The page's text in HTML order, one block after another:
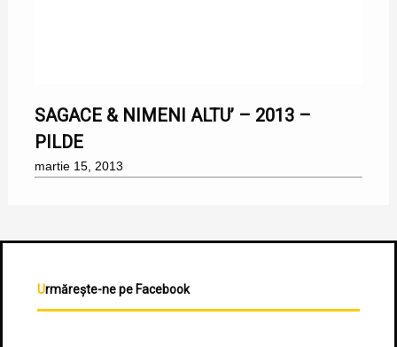
SAGACE & NIMENI ALTU’ – 2013 –
PILDE
martie 15, 2013
Urmărește-ne pe Facebook